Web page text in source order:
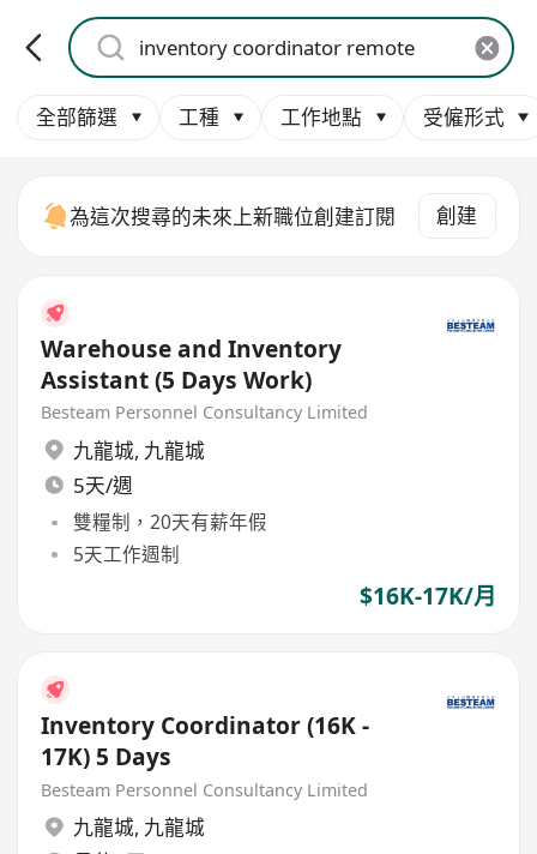
全部篩選 工種 工作地點 受僱形式
為這次搜尋的未來上新職位創建訂閱 創建
Warehouse and Inventory
Assistant (5 Days Work)
Besteam Personnel Consultancy Limited
九龍城, 九龍城
5天/週
雙糧制，20天有薪年假
5天工作週制
$16K-17K/月
Inventory Coordinator (16K -
17K) 5 Days
Besteam Personnel Consultancy Limited
九龍城, 九龍城